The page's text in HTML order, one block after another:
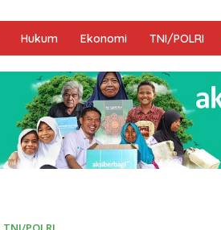
Hukum Ekonomi TNI/POLRI